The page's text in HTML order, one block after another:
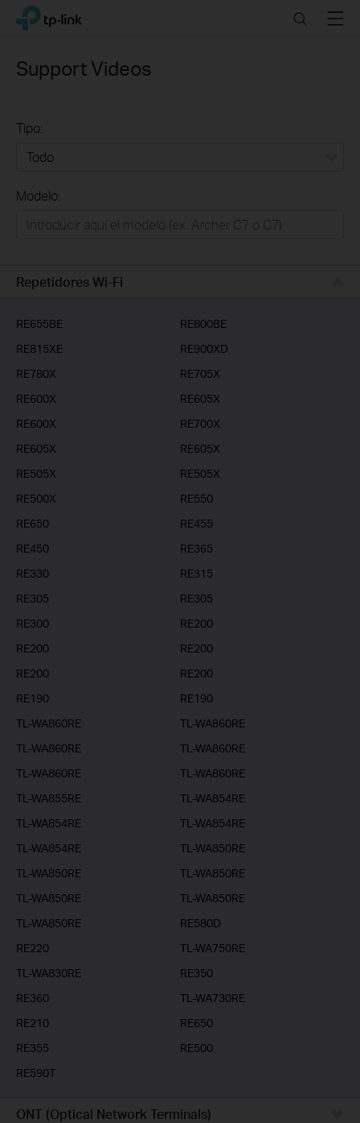
Click
navigation
TP-Link, Reliably Smart SearchMenu
Support Videos
Tipo:
Empresas
Modelo:
Repetidores Wi-Fi
RE655BE
RE800BE
RE815XE
RE900XD
RE780X
RE705X
RE600X
RE605X
RE600X
RE700X
RE605X
RE605X
RE505X
RE505X
RE500X
RE550
RE650
RE455
RE450
RE365
RE330
RE315
RE305
RE305
RE300
RE200
RE200
RE200
RE200
RE200
RE190
RE190
TL-WA860RE
TL-WA860RE
TL-WA860RE
TL-WA860RE
TL-WA860RE
TL-WA860RE
TL-WA855RE
TL-WA854RE
TL-WA854RE
TL-WA854RE
TL-WA854RE
TL-WA850RE
TL-WA850RE
TL-WA850RE
TL-WA850RE
TL-WA850RE
TL-WA850RE
RE580D
RE220
TL-WA750RE
TL-WA830RE
RE350
RE360
TL-WA730RE
RE210
RE650
RE355
RE500
RE590T
ONT (Optical Network Terminals)